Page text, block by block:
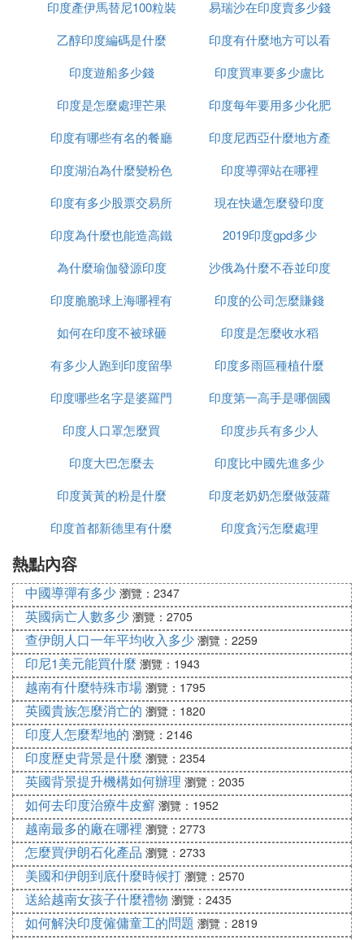
雖然，佛法的傳播也要經歷正法時期、像法時期、末
法時期和無法時期，也要逐漸散失。佛法的傳播雖然
不存在了，但是佛法所揭示的道理，一直都在，只是
不被我們了解罷了。
仁者能把這個問題想清楚，你上一個提問也就明白
了！什麼時候有什麼的現象，一定離不開因果因緣！
印度產伊馬替尼100粒裝
多少錢
易瑞沙在印度賣多少錢
一粒
乙醇印度編碼是什麼
印度有什麼地方可以看
到太陽
印度遊船多少錢
印度買車要多少盧比
印度是怎麼處理芒果
印度每年要用多少化肥
印度有哪些有名的餐廳
印度尼西亞什麼地方產
榴槤
印度湖泊為什麼變粉色
印度導彈站在哪裡
印度有多少股票交易所
現在快遞怎麼發印度
印度為什麼也能造高鐵
2019印度gpd多少
為什麼瑜伽發源印度
沙俄為什麼不吞並印度
印度脆脆球上海哪裡有
印度的公司怎麼賺錢
如何在印度不被球砸
印度是怎麼收水稻
有多少人跑到印度留學
印度多雨區種植什麼
印度哪些名字是婆羅門
種姓
印度第一高手是哪個國
家
印度人口罩怎麼買
印度步兵有多少人
印度大巴怎麼去
印度比中國先進多少
印度黃黃的粉是什麼
印度老奶奶怎麼做菠蘿
印度首都新德里有什麼
印度貪污怎麼處理
熱點內容
中國導彈有多少 瀏覽：2347
英國病亡人數多少 瀏覽：2705
查伊朗人口一年平均收入多少 瀏覽：2259
印尼1美元能買什麼 瀏覽：1943
越南有什麼特殊市場 瀏覽：1795
英國貴族怎麼消亡的 瀏覽：1820
印度人怎麼犁地的 瀏覽：2146
印度歷史背景是什麼 瀏覽：2354
英國背景提升機構如何辦理 瀏覽：2035
如何去印度治療牛皮癬 瀏覽：1952
越南最多的廠在哪裡 瀏覽：2773
怎麼買伊朗石化產品 瀏覽：2733
美國和伊朗到底什麼時候打 瀏覽：2570
送給越南女孩子什麼禮物 瀏覽：2435
如何解決印度僱傭童工的問題 瀏覽：2819